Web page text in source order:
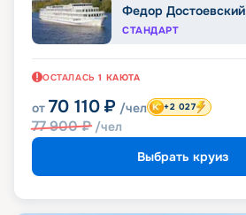
Федор Достоевский
СТАНДАРТ
ОСТАЛАСЬ 1 КАЮТА
от 70 110 ₽ /чел
77 900₽ /чел
+2 027
Выбрать круиз